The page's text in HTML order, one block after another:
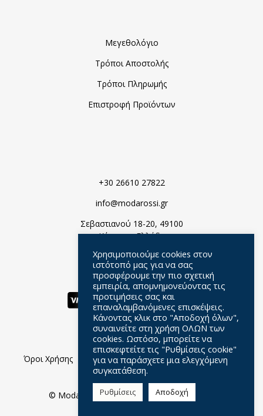
Μεγεθολόγιο
Τρόποι Αποστολής
Τρόποι Πληρωμής
Επιστροφή Προϊόντων
+30 26610 27822
info@modarossi.gr
Σεβαστιανού 18-20, 49100
Κέρκυρα, Ελλάδα
© Moda Rossi //Web Designby Wdesign.gr
Όροι Χρήσης Πολιτική Απορρήτου
Ερωτήσεις
Σχετικά Με Μας
Χρησιμοποιούμε cookies στον
ιστότοπό μας για να σας
προσφέρουμε την πιο σχετική
εμπειρία, απομνημονεύοντας τις
προτιμήσεις σας και
επαναλαμβανόμενες επισκέψεις.
Κάνοντας κλικ στο "Αποδοχή όλων",
συναινείτε στη χρήση ΟΛΩΝ των
cookies. Ωστόσο, μπορείτε να
επισκεφτείτε τις "Ρυθμίσεις cookie"
για να παράσχετε μια ελεγχόμενη
συγκατάθεση.
Ρυθμίσεις Αποδοχή